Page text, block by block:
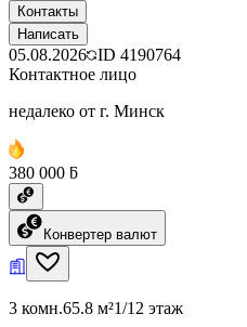
Контакты
Написать
05.08.2026 ID 4190764
Контактное лицо
недалеко от г. Минск
380 000 ƃ
Конвертер валют
3 комн.65.8 м²1/12 этаж